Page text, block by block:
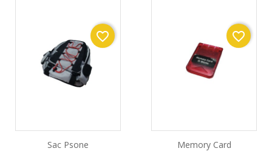
Sac Psone
favorite_border
Memory Card
favorite_border